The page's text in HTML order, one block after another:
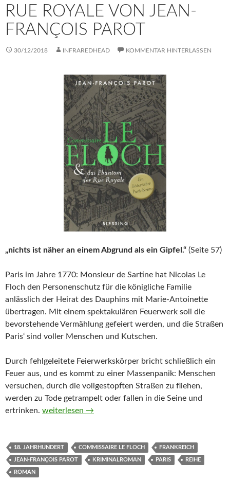
RUE ROYALE VON JEAN-
FRANÇOIS PAROT
30/12/2018 INFRAREDHEAD KOMMENTAR HINTERLASSEN
„nichts ist näher an einem Abgrund als ein Gipfel.“ (Seite 57)
Paris im Jahre 1770: Monsieur de Sartine hat Nicolas Le
Floch den Personenschutz für die königliche Familie
anlässlich der Heirat des Dauphins mit Marie-Antoinette
übertragen. Mit einem spektakulären Feuerwerk soll die
bevorstehende Vermählung gefeiert werden, und die Straßen
Paris‘ sind voller Menschen und Kutschen.
Durch fehlgeleitete Feierwerkskörper bricht schließlich ein
Feuer aus, und es kommt zu einer Massenpanik: Menschen
versuchen, durch die vollgestopften Straßen zu fliehen,
werden zu Tode getrampelt oder fallen in die Seine und
ertrinken. Commissaire Le Floch und das Phantom der Rue
weiterlesen →
18. JAHRHUNDERT COMMISSAIRE LE FLOCH FRANKREICH
JEAN-FRANÇOIS PAROT KRIMINALROMAN PARIS REIHE
ROMAN